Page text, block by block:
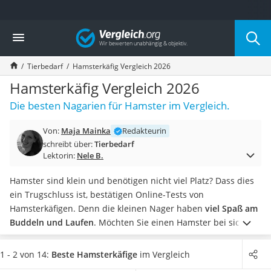
Die beliebtesten Vergleiche nach Kategorie
Drogerie
Inhalator
Haarschneider
Rollator
Braun Rasierer
Katzenklappe (Chip)
Masturbator
Massagepistole
Reisehaartrockner
Eiweißpulver
Magnesiumpräparat
Katzenklappe
Nackenmassagegerät
Zeckenschutz Katze
Vergleich
Tierbedarf Hamsterkäfig Vergleich 2026
Hamsterkäfig Vergleich 2026
Die besten Nagarien für Hamster im Vergleich.
Von: Maja Mainka
Redakteurin
schreibt über:Tierbedarf
Lektorin: Nele B.
Hamster sind klein und benötigen nicht viel Platz? Dass dies
ein Trugschluss ist, bestätigen Online-Tests von
Hamsterkäfigen. Denn die kleinen Nager haben viel Spaß am
Buddeln und Laufen. Möchten Sie einen Hamster bei sich
einziehen lassen, sollten Sie dahereinen ausreichend großen
Hamsterkäfigwählen und diesenmit vielen
1 - 2 von 14: Beste Hamsterkäfige im Vergleich